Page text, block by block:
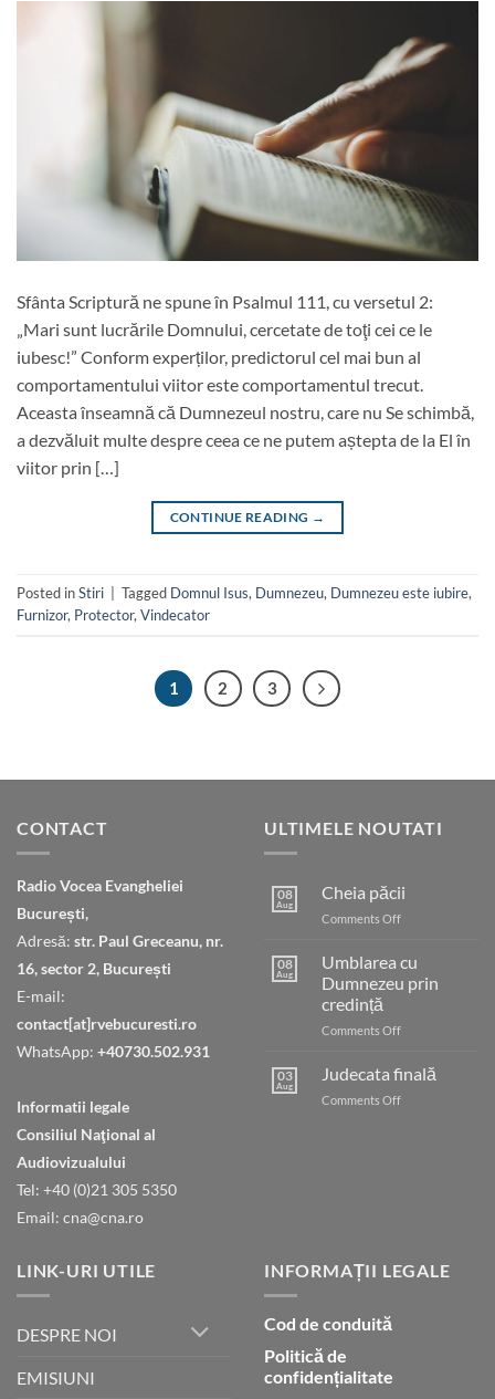
Sfânta Scriptură ne spune în Psalmul 111, cu versetul 2:
„Mari sunt lucrările Domnului, cercetate de toţi cei ce le
iubesc!” Conform experților, predictorul cel mai bun al
comportamentului viitor este comportamentul trecut.
Aceasta înseamnă că Dumnezeul nostru, care nu Se schimbă,
a dezvăluit multe despre ceea ce ne putem aștepta de la El în
viitor prin […]
CONTINUE READING →
Posted inStiri Tagged Domnul Isus, Dumnezeu, Dumnezeu este iubire,
Furnizor, Protector, Vindecator
1 2 3
CONTACT
Radio Vocea Evangheliei
București,
Adresă: str. Paul Greceanu, nr.
16, sector 2, București
E-mail:
contact[at]rvebucuresti.ro
WhatsApp: +40730.502.931
Informatii legale
Consiliul Naţional al
Audiovizualului
Tel: +40 (0)21 305 5350
Email: cna@cna.ro
ULTIMELE NOUTATI
08
Aug
Cheia păcii
Comments Offon
08
Aug
Umblarea cu
Dumnezeu prin
credință
Comments Offon
cu
Dumnezeu
prin
03
Aug
Judecata finală
Comments Offon
LINK-URI UTILE
DESPRE NOI
EMISIUNI
INFORMAȚII LEGALE
Cod de conduită
Politică de
confidențialitate